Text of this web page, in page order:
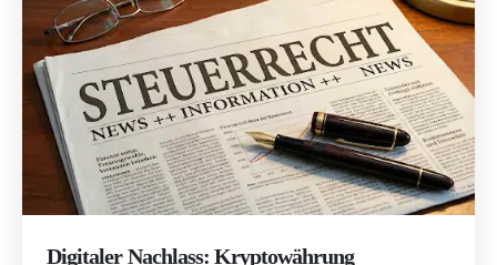
Digitaler Nachlass: Kryptowährung